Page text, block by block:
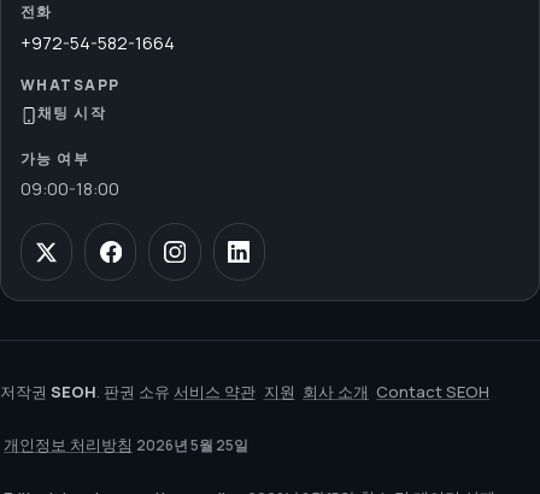
전화
+972-54-582-1664
WHATSAPP
채팅 시작
가능 여부
09:00-18:00
저작권 SEOH. 판권 소유 서비스 약관 지원 회사 소개 Contact SEOH
개인정보 처리방침 2026년 5월 25일